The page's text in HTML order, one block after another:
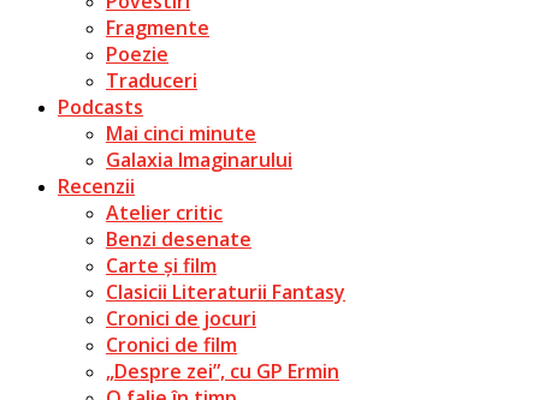
Fragmente
Poezie
Traduceri
Podcasts
Mai cinci minute
Galaxia Imaginarului
Recenzii
Atelier critic
Benzi desenate
Carte și film
Clasicii Literaturii Fantasy
Cronici de jocuri
Cronici de film
„Despre zei”, cu GP Ermin